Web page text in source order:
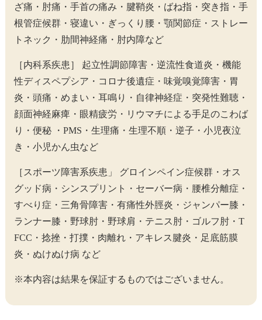
ざ痛・肘痛・手首の痛み・腱鞘炎・ばね指・突き指・手
根管症候群・寝違い・ぎっくり腰・顎関節症・ストレー
トネック・肋間神経痛・肘内障など
［内科系疾患］ 起立性調節障害・逆流性食道炎・機能
性ディスペプシア・コロナ後遺症・味覚嗅覚障害・胃
炎・頭痛・めまい・耳鳴り・自律神経症・突発性難聴・
顔面神経麻痺・眼精疲労・リウマチによる手足のこわば
り・便秘 ・PMS・生理痛・生理不順・逆子・小児夜泣
き・小児かん虫など
［スポーツ障害系疾患」 グロインペイン症候群・オス
グッド病・シンスプリント・セーバー病・腰椎分離症・
すべり症・三角骨障害・有痛性外脛炎・ジャンパー膝・
ランナー膝・野球肘・野球肩・テニス肘・ゴルフ肘・T
FCC・捻挫・打撲・肉離れ・アキレス腱炎・足底筋膜
炎・ぬけぬけ病 など
※本内容は結果を保証するものではございません。